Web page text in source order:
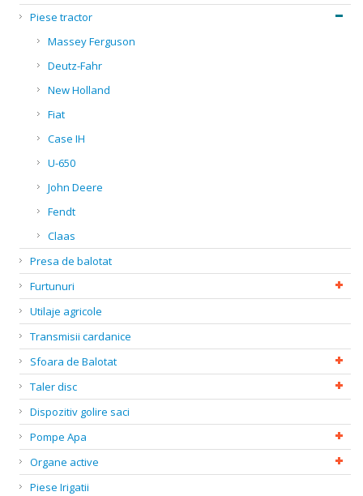
Piese tractor
Massey Ferguson
Deutz-Fahr
New Holland
Fiat
Case IH
U-650
John Deere
Fendt
Claas
Presa de balotat
Furtunuri
Utilaje agricole
Transmisii cardanice
Sfoara de Balotat
Taler disc
Dispozitiv golire saci
Pompe Apa
Organe active
Piese Irigatii